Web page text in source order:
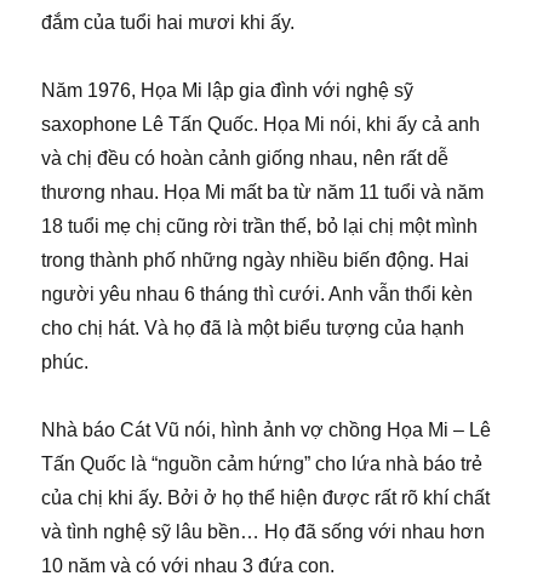
đắm của tuổi hai mươi khi ấy.
Năm 1976, Họa Mi lập gia đình với nghệ sỹ
saxophone Lê Tấn Quốc. Họa Mi nói, khi ấy cả anh
và chị đều có hoàn cảnh giống nhau, nên rất dễ
thương nhau. Họa Mi mất ba từ năm 11 tuổi và năm
18 tuổi mẹ chị cũng rời trần thế, bỏ lại chị một mình
trong thành phố những ngày nhiều biến động. Hai
người yêu nhau 6 tháng thì cưới. Anh vẫn thổi kèn
cho chị hát. Và họ đã là một biểu tượng của hạnh
phúc.
Nhà báo Cát Vũ nói, hình ảnh vợ chồng Họa Mi – Lê
Tấn Quốc là “nguồn cảm hứng” cho lứa nhà báo trẻ
của chị khi ấy. Bởi ở họ thể hiện được rất rõ khí chất
và tình nghệ sỹ lâu bền… Họ đã sống với nhau hơn
10 năm và có với nhau 3 đứa con.